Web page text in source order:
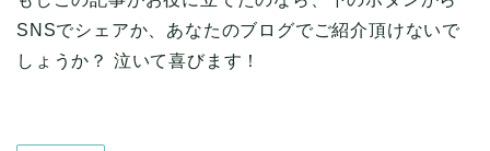
SNSでシェアか、あなたのブログでご紹介頂けないで
しょうか？ 泣いて喜びます！